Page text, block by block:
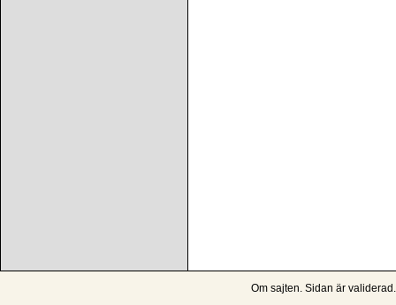
Om sajten. Sidan är validerad